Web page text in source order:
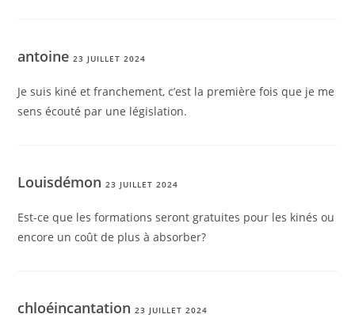
antoine23 JUILLET 2024
Je suis kiné et franchement, c’est la première fois que je me
sens écouté par une législation.
Louisdémon23 JUILLET 2024
Est-ce que les formations seront gratuites pour les kinés ou
encore un coût de plus à absorber?
chloéincantation23 JUILLET 2024